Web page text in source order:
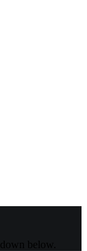
below.